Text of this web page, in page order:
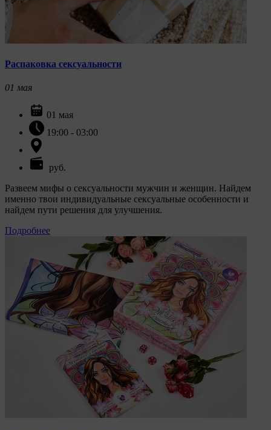
Распаковка сексуальности
01 мая
01 мая
19:00 - 03:00
руб.
Развеем мифы о сексуальности мужчин и женщин. Найдем
именно твои индивидуальные сексуальные особенности и
найдем пути решения для улучшения.
Подробнее